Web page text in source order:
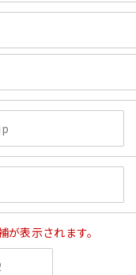
表示されます。